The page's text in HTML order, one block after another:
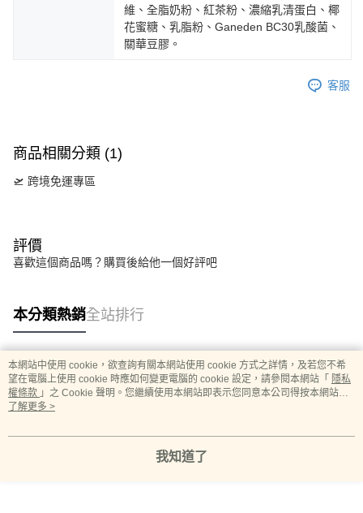
維、全脂奶粉、紅茶粉、濃縮乳清蛋白、椰
花蜜糖、乳脂粉、Ganeden BC30乳酸菌、
關華豆膠。
客服
商品相關分類 (1)
🛫 跨境免運專區
評價
喜歡這個商品嗎？購買後給他一個好評吧
本分類熱銷全站排行
熱門標籤
本網站中使用 cookie，欲查詢有關本網站使用 cookie 方式之詳情，及若您不希
望在電腦上使用 cookie 時應如何變更電腦的 cookie 設定，請參閱本網站「 隱私
權條款 」之 Cookie 聲明。您繼續使用本網站即表示您同意本公司得按本網站使
用條款之 Cookie 聲明使用 cookie。
了解更多 >
我知道了